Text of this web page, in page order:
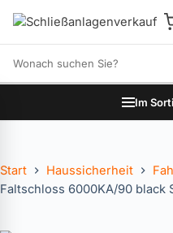
Im
Start Haussicherheit
Faltschloss 6000KA/90 black